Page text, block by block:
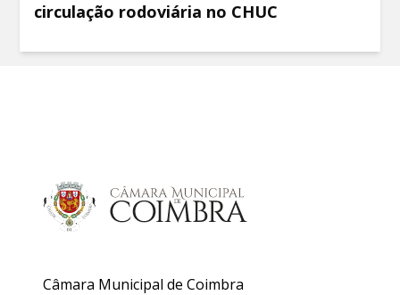
circulação rodoviária no CHUC
Câmara Municipal de Coimbra